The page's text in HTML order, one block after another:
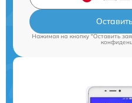
Нажимая на кнопку "Оставить